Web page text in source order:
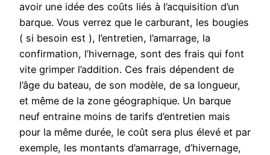
avoir une idée des coûts liés à l’acquisition d’un
barque. Vous verrez que le carburant, les bougies
( si besoin est ), l’entretien, l’amarrage, la
confirmation, l’hivernage, sont des frais qui font
vite grimper l’addition. Ces frais dépendent de
l’âge du bateau, de son modèle, de sa longueur,
et même de la zone géographique. Un barque
neuf entraine moins de tarifs d’entretien mais
pour la même durée, le coût sera plus élevé et par
exemple, les montants d’amarrage, d’hivernage,